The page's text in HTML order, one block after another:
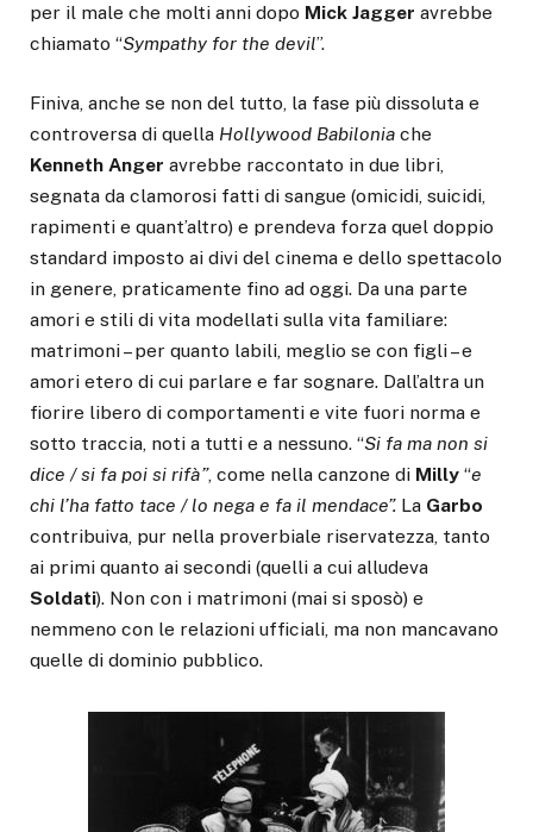
per il male che molti anni dopo Mick Jagger avrebbe
chiamato “Sympathy for the devil”.
Finiva, anche se non del tutto, la fase più dissoluta e
controversa di quella Hollywood Babilonia che
Kenneth Anger avrebbe raccontato in due libri,
segnata da clamorosi fatti di sangue (omicidi, suicidi,
rapimenti e quant’altro) e prendeva forza quel doppio
standard imposto ai divi del cinema e dello spettacolo
in genere, praticamente fino ad oggi. Da una parte
amori e stili di vita modellati sulla vita familiare:
matrimoni – per quanto labili, meglio se con figli – e
amori etero di cui parlare e far sognare. Dall’altra un
fiorire libero di comportamenti e vite fuori norma e
sotto traccia, noti a tutti e a nessuno. “Si fa ma non si
dice / si fa poi si rifà”, come nella canzone di Milly “e
chi l’ha fatto tace / lo nega e fa il mendace”. La Garbo
contribuiva, pur nella proverbiale riservatezza, tanto
ai primi quanto ai secondi (quelli a cui alludeva
Soldati). Non con i matrimoni (mai si sposò) e
nemmeno con le relazioni ufficiali, ma non mancavano
quelle di dominio pubblico.